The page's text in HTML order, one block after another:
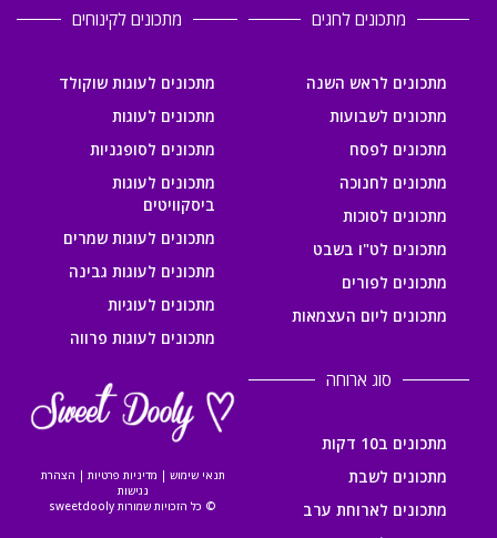
מתכונים לחגים
מתכונים לראש השנה
מתכונים לשבועות
מתכונים לפסח
מתכונים לחנוכה
מתכונים לסוכות
מתכונים לט"ו בשבט
מתכונים לפורים
מתכונים ליום העצמאות
מתכונים לקינוחים
מתכונים לעוגות שוקולד
מתכונים לעוגות
מתכונים לסופגניות
מתכונים לעוגות
ביסקוויטים
מתכונים לעוגות שמרים
מתכונים לעוגות גבינה
מתכונים לעוגיות
מתכונים לעוגות פרווה
סוג ארוחה
מתכונים ב10 דקות
מתכונים לשבת
מתכונים לארוחת ערב
תנאי שימוש | מדיניות פרטיות | הצהרת
נגישות
© כל הזכויות שמורות sweetdooly